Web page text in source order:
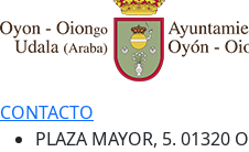
CONTACTO
PLAZA MAYOR, 5. 01320